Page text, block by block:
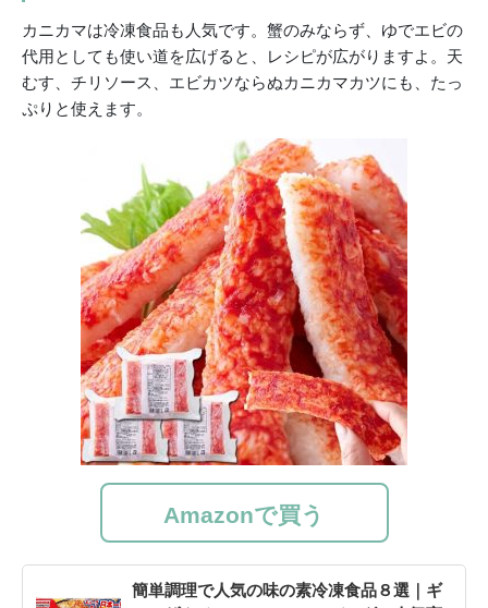
カニカマは冷凍食品も人気です。蟹のみならず、ゆでエビの
代用としても使い道を広げると、レシピが広がりますよ。天
むす、チリソース、エビカツならぬカニカマカツにも、たっ
ぷりと使えます。
Amazonで買う
簡単調理で人気の味の素冷凍食品８選｜ギ